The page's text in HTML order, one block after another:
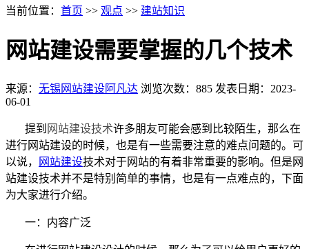
当前位置： 首页 >> 观点 >> 建站知识
网站建设需要掌握的几个技术
来源： 无锡网站建设阿凡达 浏览次数：885 发表日期：2023-
06-01
提到 网站建设技术许多朋友可能会感到比较陌生，那么在
进行网站建设的时候，也是有一些需要注意的难点问题的。可
以说，
网站建设技术对于网站的有着非常重要的影响。但是网
站建设技术并不是特别简单的事情，也是有一点难点的，下面
为大家进行介绍。
一：内容广泛